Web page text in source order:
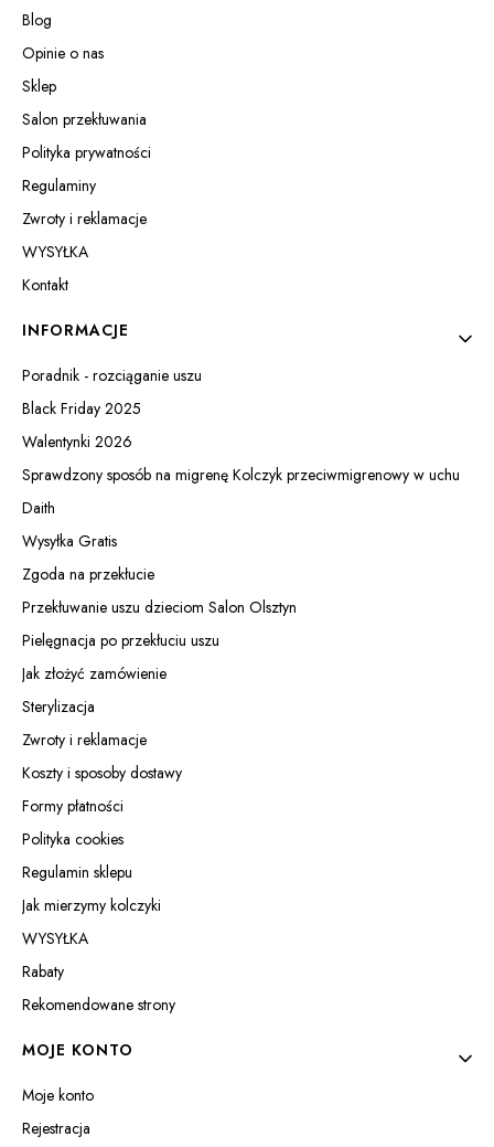
Blog
Opinie o nas
Sklep
Salon przekłuwania
Polityka prywatności
Regulaminy
Zwroty i reklamacje
WYSYŁKA
Kontakt
INFORMACJE
Poradnik - rozciąganie uszu
Black Friday 2025
Walentynki 2026
Sprawdzony sposób na migrenę Kolczyk przeciwmigrenowy w uchu
Daith
Wysyłka Gratis
Zgoda na przekłucie
Przekłuwanie uszu dzieciom Salon Olsztyn
Pielęgnacja po przekłuciu uszu
Jak złożyć zamówienie
Sterylizacja
Zwroty i reklamacje
Koszty i sposoby dostawy
Formy płatności
Polityka cookies
Regulamin sklepu
Jak mierzymy kolczyki
WYSYŁKA
Rabaty
Rekomendowane strony
MOJE KONTO
Moje konto
Rejestracja